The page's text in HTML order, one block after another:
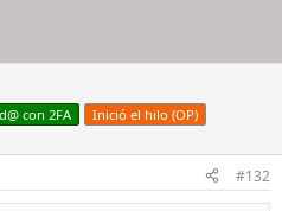
con 2FA Inició el hilo (OP)
#132